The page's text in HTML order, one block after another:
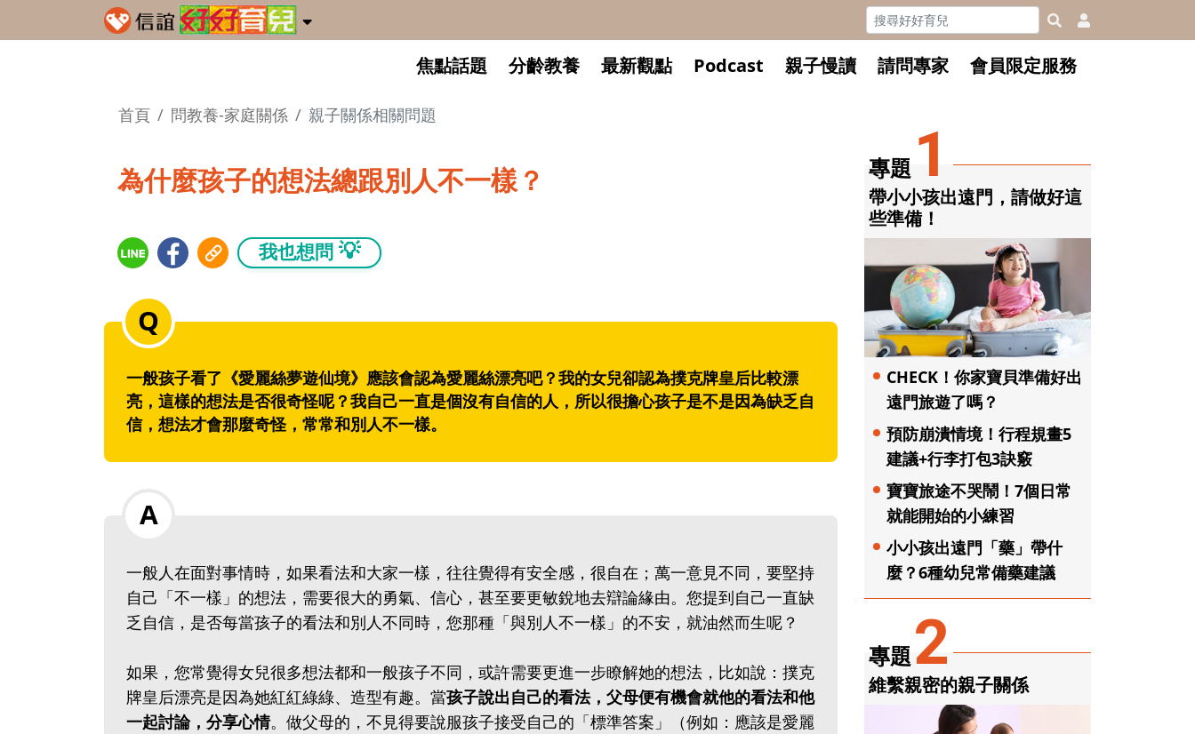
焦點話題 分齡教養 最新觀點 Podcast 親子慢讀 請問專家 會員限定服務
首頁 問教養-家庭關係 親子關係相關問題
為什麼孩子的想法總跟別人不一樣？
我也想問 💡
一般孩子看了《愛麗絲夢遊仙境》應該會認為愛麗絲漂亮吧？我的女兒卻認為撲克牌皇后比較漂
亮，這樣的想法是否很奇怪呢？我自己一直是個沒有自信的人，所以很擔心孩子是不是因為缺乏自
信，想法才會那麼奇怪，常常和別人不一樣。
一般人在面對事情時，如果看法和大家一樣，往往覺得有安全感，很自在；萬一意見不同，要堅持
自己「不一樣」的想法，需要很大的勇氣、信心，甚至要更敏銳地去辯論緣由。您提到自己一直缺
乏自信，是否每當孩子的看法和別人不同時，您那種「與別人不一樣」的不安，就油然而生呢？
如果，您常覺得女兒很多想法都和一般孩子不同，或許需要更進一步瞭解她的想法，比如說：撲克
牌皇后漂亮是因為她紅紅綠綠、造型有趣。當孩子說出自己的看法，父母便有機會就他的看法和他
一起討論，分享心情。做父母的，不見得要說服孩子接受自己的「標準答案」（例如：應該是愛麗
專題 1
帶小小孩出遠門，請做好這
些準備！
CHECK！你家寶貝準備好出
遠門旅遊了嗎？
預防崩潰情境！行程規畫5
建議+行李打包3訣竅
寶寶旅途不哭鬧！7個日常
就能開始的小練習
小小孩出遠門「藥」帶什
麼？6種幼兒常備藥建議
專題2
維繫親密的親子關係